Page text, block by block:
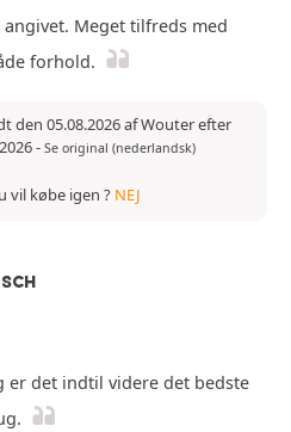
Meget tilfreds med
forhold.
den 05.08.2026 af Wouter efter
- Se original (nederlandsk)
vil købe igen ? NEJ
er det indtil videre det bedste